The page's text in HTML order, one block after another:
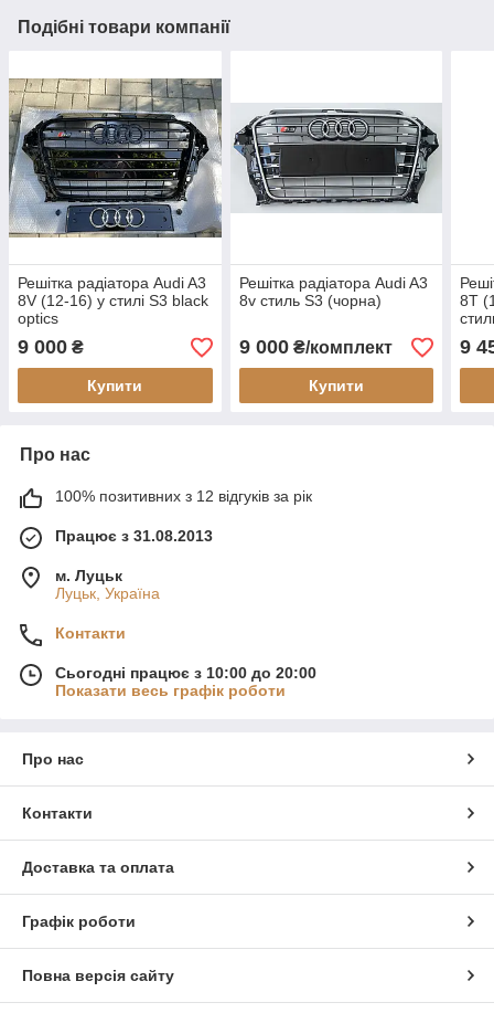
Подібні товари компанії
Решітка радіатора Audi A3
8V (12-16) у стилі S3 black
optics
9 000 ₴
Купити
Решітка радіатора Audi A3
8v стиль S3 (чорна)
9 000₴/комплект
Купити
8T
9
Про нас
100% позитивних з 12 відгуків за рік
Працює з 31.08.2013
м. Луцьк
Луцьк, Україна
Контакти
Сьогодні працює з 10:00 до 20:00
Показати весь графік роботи
Про нас
Контакти
Доставка та оплата
Графік роботи
Повна версія сайту